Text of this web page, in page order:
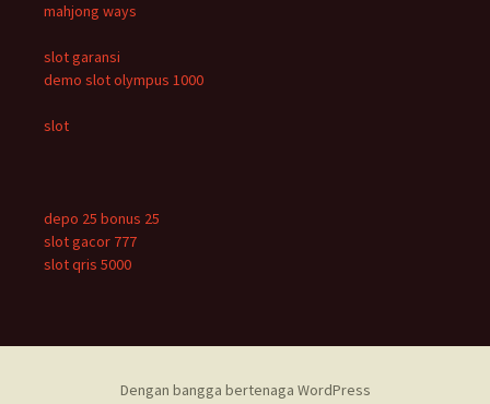
mahjong ways
slot garansi
demo slot olympus 1000
slot
depo 25 bonus 25
slot gacor 777
slot qris 5000
Dengan bangga bertenaga WordPress